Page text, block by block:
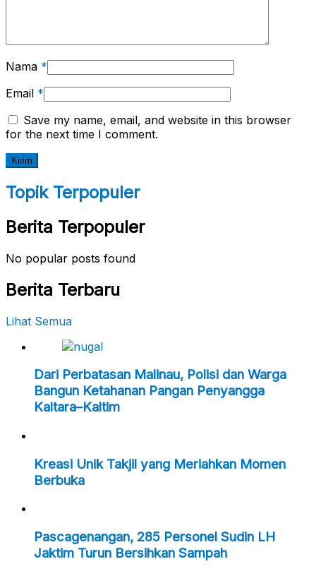
Nama *
Email *
Save my name, email, and website in this browser
for the next time I comment.
Topik Terpopuler
Berita Terpopuler
No popular posts found
Berita Terbaru
Lihat Semua
Dari Perbatasan Malinau, Polisi dan Warga
Bangun Ketahanan Pangan Penyangga
Kaltara–Kaltim
Kreasi Unik Takjil yang Meriahkan Momen
Berbuka
Pascagenangan, 285 Personel Sudin LH
Jaktim Turun Bersihkan Sampah